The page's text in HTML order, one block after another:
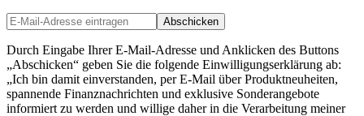
Abschicken
Durch Eingabe Ihrer E-Mail-Adresse und Anklicken des Buttons
„Abschicken“ geben Sie die folgende Einwilligungserklärung ab:
„Ich bin damit einverstanden, per E-Mail über Produktneuheiten,
spannende Finanznachrichten und exklusive Sonderangebote
informiert zu werden und willige daher in die Verarbeitung meiner